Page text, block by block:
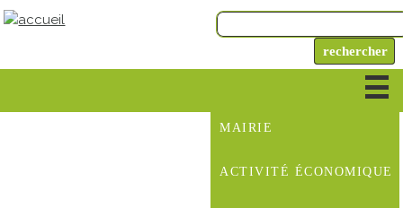
MAIRIE
ACTIVITÉ ÉCONOMIQUE